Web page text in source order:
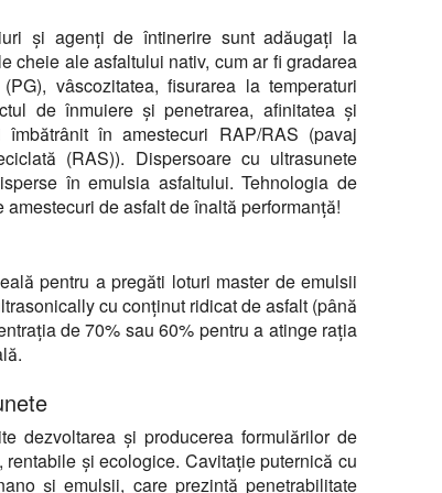
și agenți de întinerire sunt adăugați la
cheie ale asfaltului nativ, cum ar fi gradarea
vâscozitatea, fisurarea la temperaturi
de înmuiere și penetrarea, afinitatea și
în amestecuri RAP/RAS (pavaj
(RAS)). Dispersoare cu ultrasunete
în emulsia asfaltului. Tehnologia de
de asfalt de înaltă performanță!
pentru a pregăti loturi master de emulsii
cu conținut ridicat de asfalt (până
de 70% sau 60% pentru a atinge rația
dezvoltarea și producerea formulărilor de
și ecologice. Cavitație puternică cu
și emulsii, care prezintă penetrabilitate